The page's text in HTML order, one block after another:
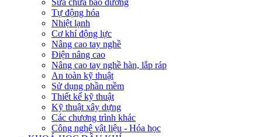
Sửa chữa bảo dưỡng
Tự động hóa
Nhiệt lạnh
Cơ khí động lực
Nâng cao tay nghề
Điện nâng cao
Nâng cao tay nghề hàn, lắp ráp
An toàn kỹ thuật
Sử dụng phần mềm
Thiết kế kỹ thuật
Kỹ thuật xây dựng
Các chương trình khác
Công nghệ vật liệu - Hóa học